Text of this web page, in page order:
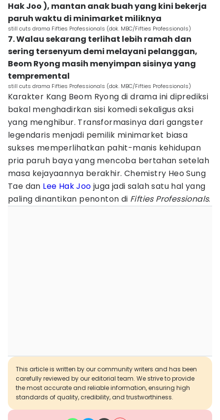
Hak Joo ), mantan anak buah yang kini bekerja
paruh waktu di minimarket miliknya
still cuts drama Fifties Professionals (dok. MBC/Fifties Professionals)
7. Walau sekarang terlihat lebih ramah dan
sering tersenyum demi melayani pelanggan,
Beom Ryong masih menyimpan sisinya yang
tempremental
still cuts drama Fifties Professionals (dok. MBC/Fifties Professionals)
Karakter Kang Beom Ryong di drama ini diprediksi
bakal menghadirkan sisi komedi sekaligus aksi
yang menghibur. Transformasinya dari gangster
legendaris menjadi pemilik minimarket biasa
sukses memperlihatkan pahit-manis kehidupan
pria paruh baya yang mencoba bertahan setelah
masa kejayaannya berakhir. Chemistry Heo Sung
Tae dan Lee Hak Joo juga jadi salah satu hal yang
paling dinantikan penonton di Fifties Professionals.
This article is written by our community writers and has been
carefully reviewed by our editorial team. We strive to provide
the most accurate and reliable information, ensuring high
standards of quality, credibility, and trustworthiness.